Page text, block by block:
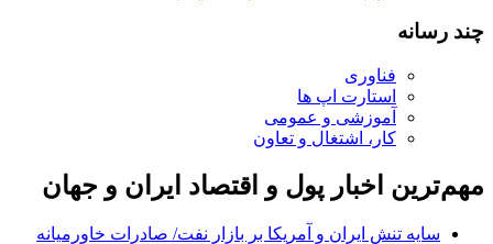
چند رسانه
فناوری
استارت اپ ها
آموزشی و عمومی
کار، اشتغال و تعاون
مهم‌ترین اخبار پول و اقتصاد ایران و جهان
سایه تنش ایران و آمریکا بر بازار نفت/ صادرات خاورمیانه